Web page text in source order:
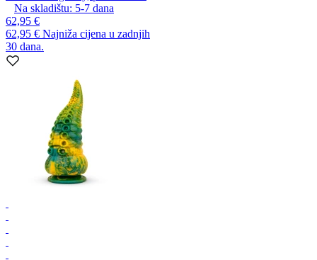
Na skladištu: 5-7 dana
62,95 €
62,95 € Najniža cijena u zadnjih
30 dana.